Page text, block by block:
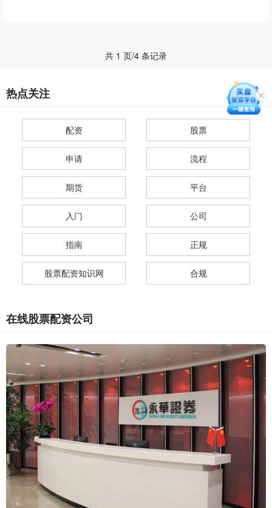
共 1 页/4 条记录
热点关注
配资 股票
申请 流程
期货 平台
入门 公司
指南 正规
股票配资知识网 合规
在线股票配资公司